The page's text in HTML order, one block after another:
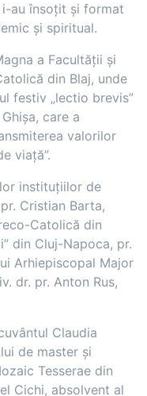
au însoțit și format
și spiritual.
a Facultății și
din Blaj, unde
festiv „lectio brevis”
care a
valorilor
viață”.
instituțiilor de
Cristian Barta,
Catolică din
din Cluj-Napoca, pr.
Arhiepiscopal Major
dr. pr. Anton Rus,
Claudia
de master și
Tesserae din
Cichi, absolvent al